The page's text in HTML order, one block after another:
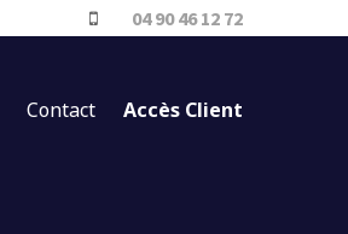
04 90 46 12 72
Contact Accès Client